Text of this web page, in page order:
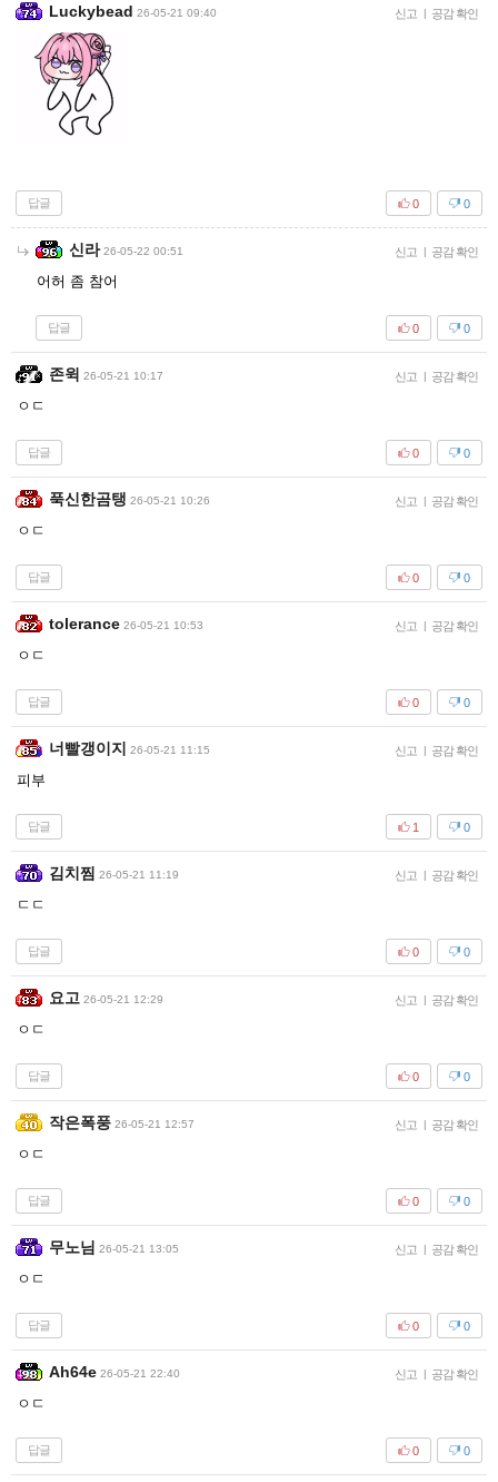
Luckybead 26-05-21 09:40 신고 | 공감 확인
답글 0
0
신라 26-05-22 00:51 신고 | 공감 확인
어허 좀 참어
답글 0
0
존윅 26-05-21 10:17 신고 | 공감 확인
ㅇㄷ
답글 0
0
푹신한곰탱 26-05-21 10:26 신고 | 공감 확인
ㅇㄷ
답글 0
0
tolerance 26-05-21 10:53 신고 | 공감 확인
ㅇㄷ
답글 0
0
너빨갱이지 26-05-21 11:15 신고 | 공감 확인
피부
답글 0
1
김치찜 26-05-21 11:19 신고 | 공감 확인
ㄷㄷ
답글 0
0
요고 26-05-21 12:29 신고 | 공감 확인
ㅇㄷ
답글 0
0
작은폭풍 26-05-21 12:57 신고 | 공감 확인
ㅇㄷ
답글 0
0
무노님 26-05-21 13:05 신고 | 공감 확인
ㅇㄷ
답글 0
0
Ah64e 26-05-21 22:40 신고 | 공감 확인
ㅇㄷ
답글 0
0